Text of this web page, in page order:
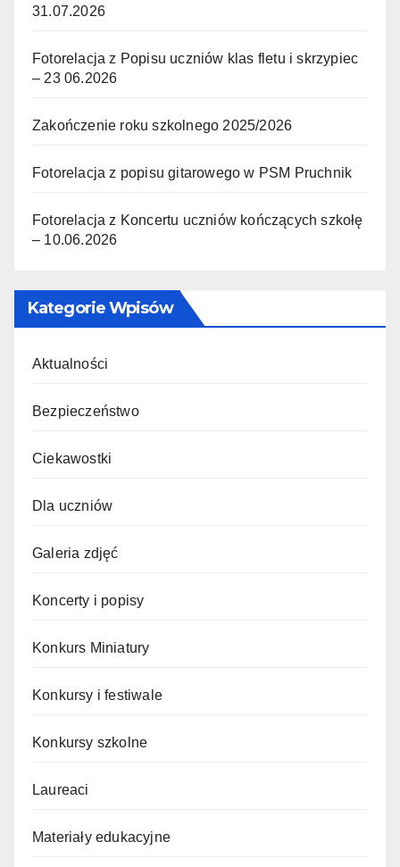
31.07.2026
Fotorelacja z Popisu uczniów klas fletu i skrzypiec
– 23 06.2026
Zakończenie roku szkolnego 2025/2026
Fotorelacja z popisu gitarowego w PSM Pruchnik
Fotorelacja z Koncertu uczniów kończących szkołę
– 10.06.2026
Kategorie Wpisów
Aktualności
Bezpieczeństwo
Ciekawostki
Dla uczniów
Galeria zdjęć
Koncerty i popisy
Konkurs Miniatury
Konkursy i festiwale
Konkursy szkolne
Laureaci
Materiały edukacyjne